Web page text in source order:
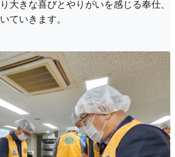
大きな喜びとやりがいを感じる奉仕、
ていきます。